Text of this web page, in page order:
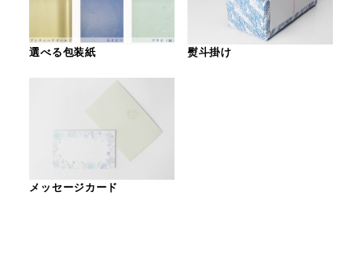
選べる包装紙 熨斗掛け
メッセージカード